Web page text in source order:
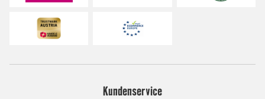
Kundenservice